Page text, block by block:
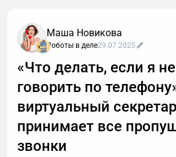
Маша Новикова
Роботы в деле29.07.2025
«Что делать, если я
говорить по
виртуальный
принимает все
звонки